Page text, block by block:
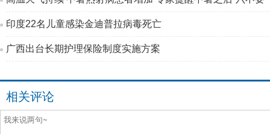
印度22名儿童感染金迪普拉病毒死亡
广西出台长期护理保险制度实施方案
相关评论